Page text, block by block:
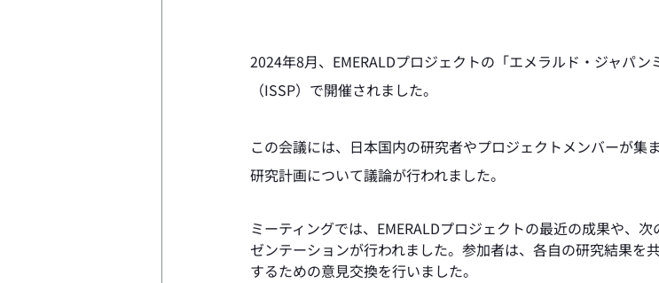
2024年8月、EMERALDプロジェクトの「エメラルド・ジャパ
（ISSP）で開催されました。
この会議には、日本国内の研究者やプロジェクトメンバーが集
研究計画について議論が行われました。
ミーティングでは、EMERALDプロジェクトの最近の成果や、
ゼンテーションが行われました。参加者は、各自の研究結果を
するための意見交換を行いました。